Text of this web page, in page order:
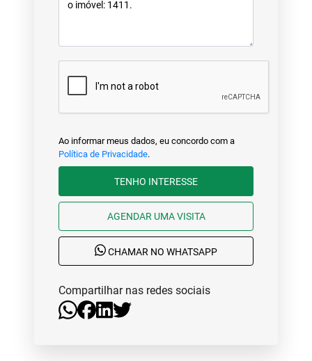
Ao informar meus dados, eu concordo com a
Política de Privacidade.
TENHO INTERESSE
AGENDAR UMA VISITA
CHAMAR NO WHATSAPP
Compartilhar nas redes sociais